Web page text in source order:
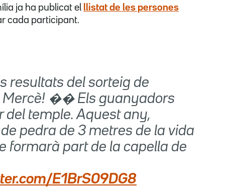
ja ha publicat el llistat de les persones
cada participant.
resultats del sorteig de
Mercè! �� Els guanyadors
del temple. Aquest any,
pedra de 3 metres de la vida
formarà part de la capella de
E1BrS09DG8